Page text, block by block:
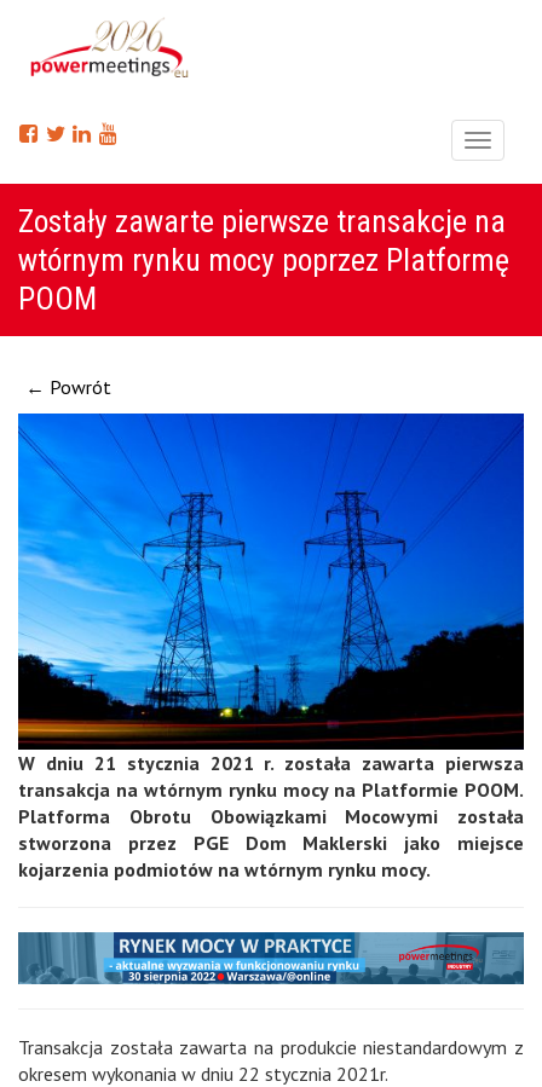
Menu
Zostały zawarte pierwsze transakcje na
wtórnym rynku mocy poprzez Platformę
POOM
← Powrót
W dniu 21 stycznia 2021 r. została zawarta pierwsza
transakcja na wtórnym rynku mocy na Platformie POOM.
Platforma Obrotu Obowiązkami Mocowymi została
stworzona przez PGE Dom Maklerski jako miejsce
kojarzenia podmiotów na wtórnym rynku mocy.
Transakcja została zawarta na produkcie niestandardowym z
okresem wykonania w dniu 22 stycznia 2021r.